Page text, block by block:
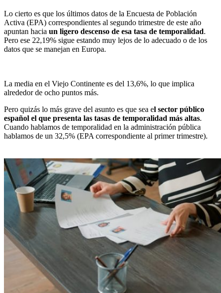
Lo cierto es que los últimos datos de la Encuesta de Población
Activa (EPA) correspondientes al segundo trimestre de este año
apuntan hacia un ligero descenso de esa tasa de temporalidad.
Pero ese 22,19% sigue estando muy lejos de lo adecuado o de los
datos que se manejan en Europa.
La media en el Viejo Continente es del 13,6%, lo que implica
alrededor de ocho puntos más.
Pero quizás lo más grave del asunto es que sea el sector público
español el que presenta las tasas de temporalidad más altas.
Cuando hablamos de temporalidad en la administración pública
hablamos de un 32,5% (EPA correspondiente al primer trimestre).